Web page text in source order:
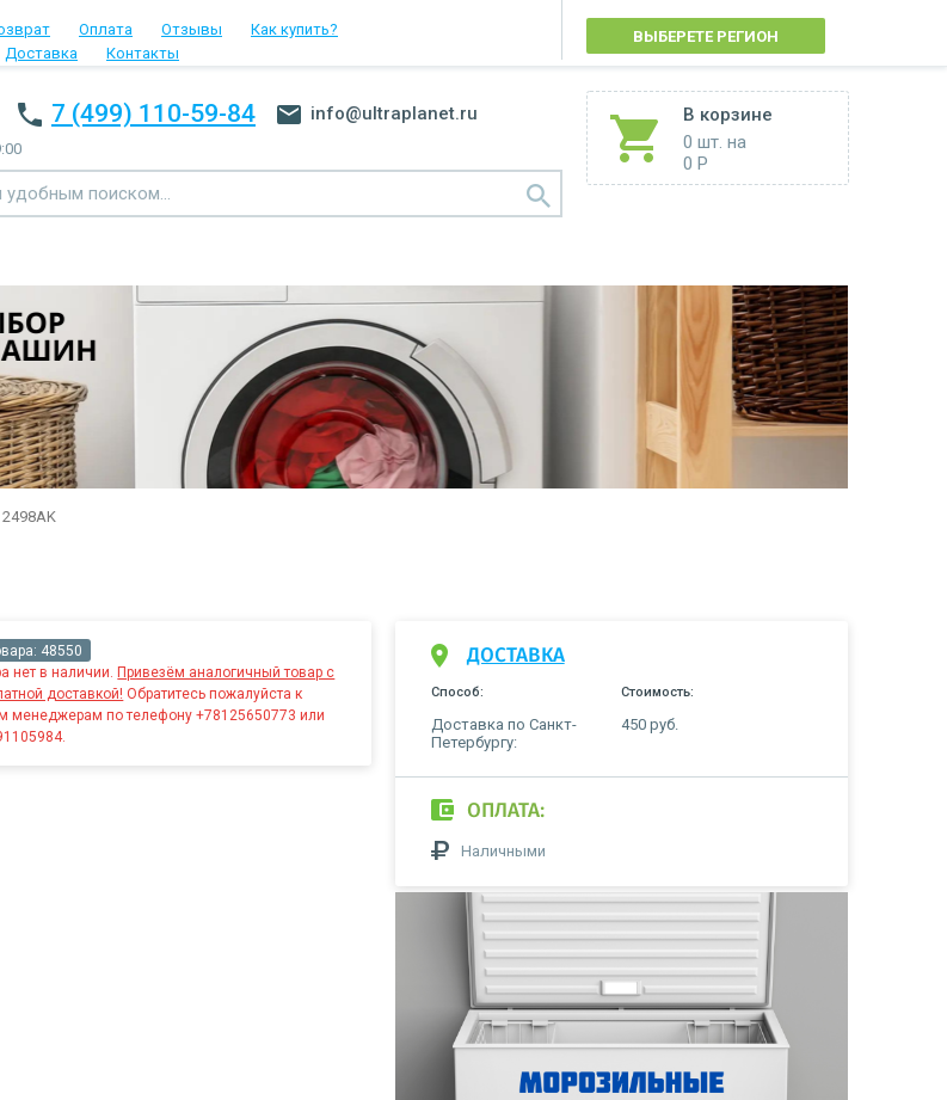
Оплата Отзывы
Как купить?
Доставка Контакты
ВЫБЕРЕТЕ РЕГИОН
В корзине
0 шт. на
0 Р
7 (499) 110-59-84 info@ultraplanet.ru
2498AK
48550
нет в наличии.Привезём аналогичный товар с
доставкой! Обратитесь пожалуйста к
менеджерам по телефону +78125650773 или
ДОСТАВКА
Способ: Стоимость:
Доставка по Санкт-
Петербургу:
450 руб.
ОПЛАТА:
Наличными